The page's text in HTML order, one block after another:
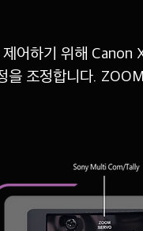
어하기 위해 Canon
을 조정합니다.